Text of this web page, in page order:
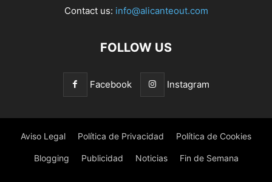
Contact us: info@alicanteout.com
FOLLOW US
Facebook Instagram
Aviso Legal Política de Privacidad Política de Cookies
Blogging Publicidad Noticias Fin de Semana